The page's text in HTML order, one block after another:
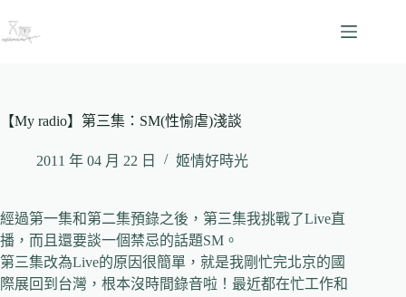
至
容【My radio】第三集：SM(性愉虐)淺談
2011 年 04 月 22 日 姬情好時光
經過第一集和第二集預錄之後，第三集我挑戰了Live直
播，而且還要談一個禁忌的話題SM 。
第三集改為Live的原因很簡單，就是我剛忙完北京的國
際展回到台灣，根本沒時間錄音啦！最近都在忙工作和